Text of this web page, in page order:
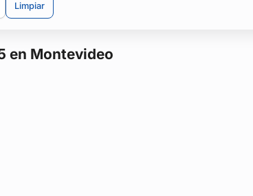
Limpiar
en Montevideo
para tu evento. ¡A cantar!